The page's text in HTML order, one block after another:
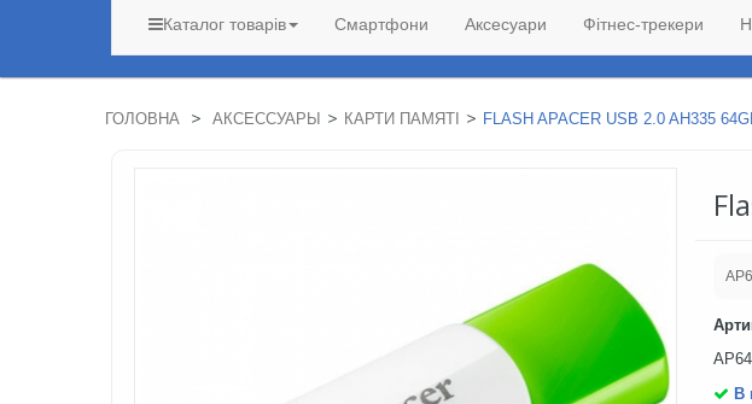
Каталог товарів Смартфони Аксесуари Фітнес-трекери
ГОЛОВНА > АКСЕССУАРЫ > КАРТИ ПАМЯТІ > FLASH APACER USB 2.0 AH335
В